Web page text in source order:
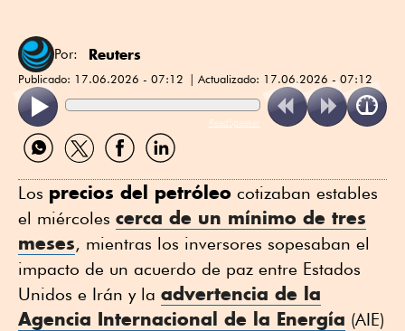
Por: Reuters
Publicado: 17.06.2026 - 07:12 Actualizado: 17.06.2026 - 07:12
ReadSpeaker
Compartir
por
Compartir
por
Compartir
por
Compartir
por
Los precios del petróleo cotizaban estables
el miércoles cerca de un mínimo de tres
meses, mientras los inversores sopesaban el
impacto de un acuerdo de paz entre Estados
Unidos e Irán y la advertencia de la
Agencia Internacional de la Energía (AIE)